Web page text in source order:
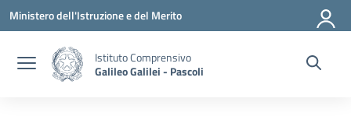
Vai ai contenuti
Vai al menu di navigazione
Vai al footer
Ministero dell'Istruzione e del Merito
Istituto Comprensivo
Galileo Galilei - Pascoli